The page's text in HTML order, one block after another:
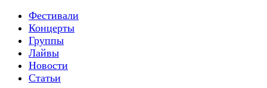
Фестивали
Концерты
Группы
Лайвы
Новости
Статьи